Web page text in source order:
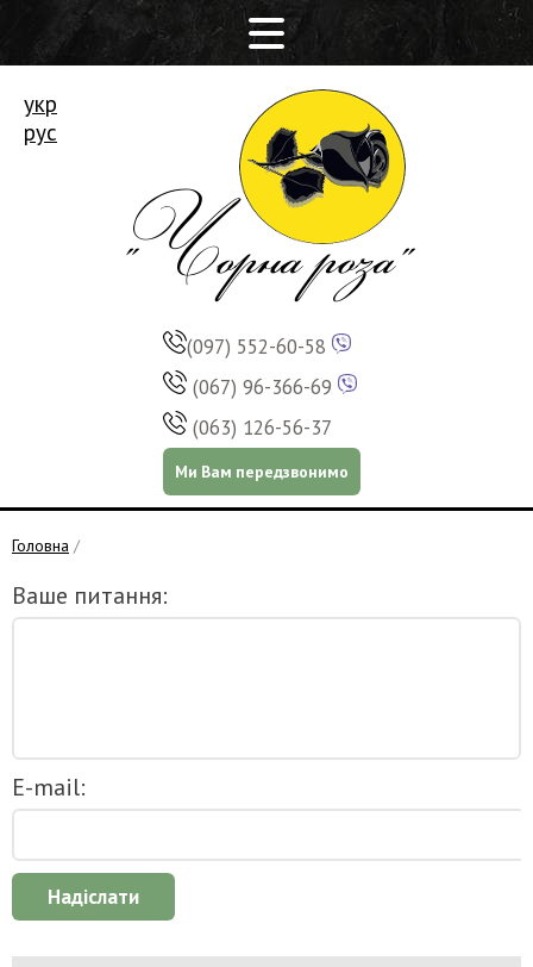
укр
рус
(097) 552-60-58
(067) 96-366-69
(063) 126-56-37
Ми Вам передзвонимо
Головна /
Ваше питання:
E-mail:
Надіслати